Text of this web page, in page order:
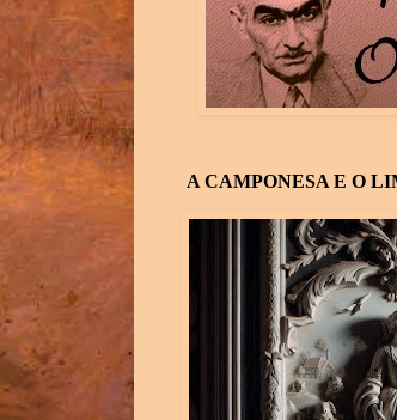
A CAMPONESA E O